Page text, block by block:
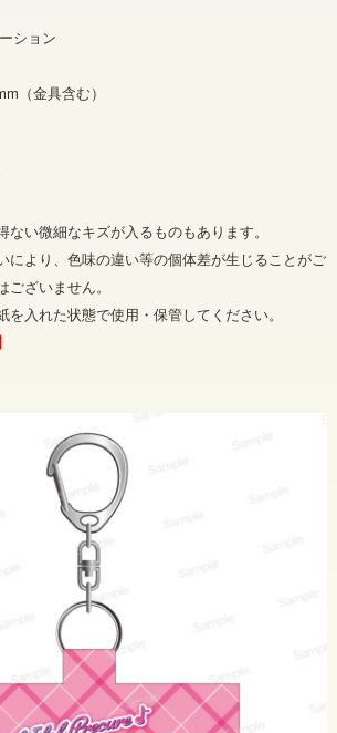
ション
（金具含む）
い微細なキズが入るものもあります。
により、色味の違い等の個体差が生じることがご
ございません。
入れた状態で使用・保管してください。